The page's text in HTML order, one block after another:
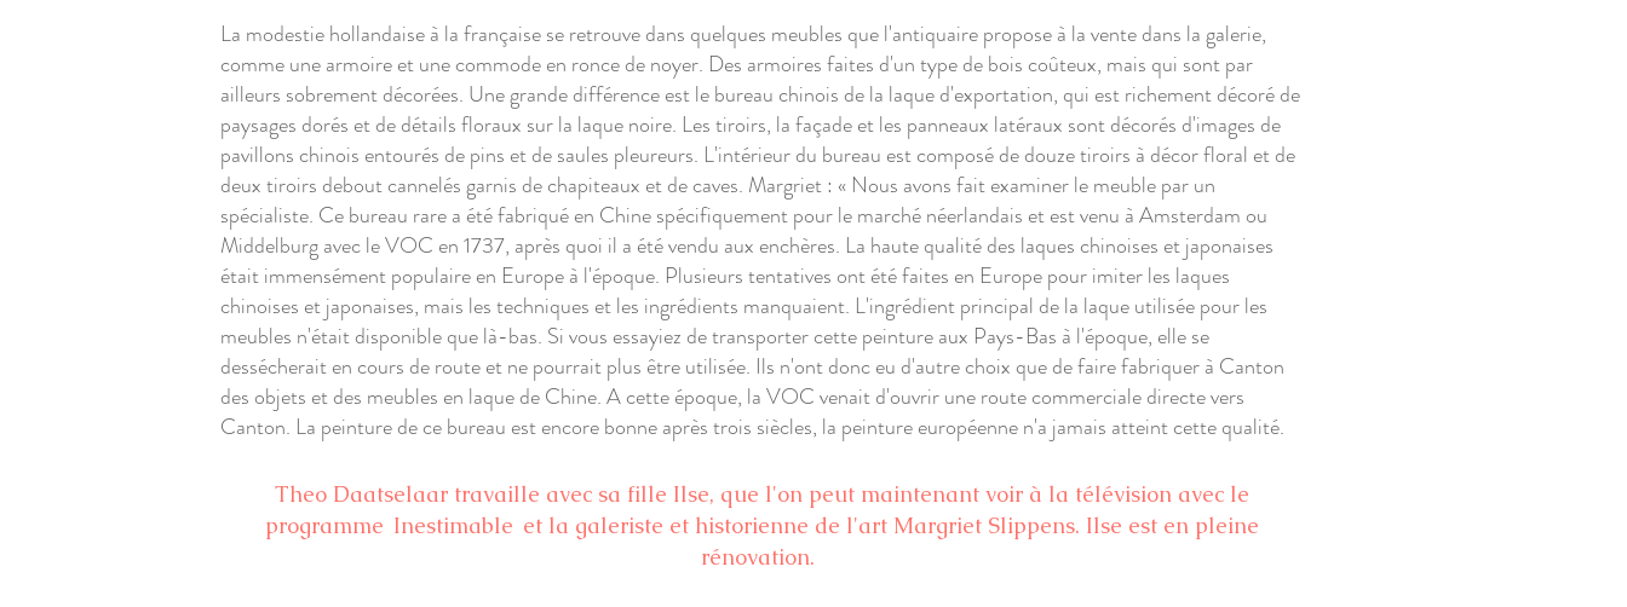
La modestie hollandaise à la française se retrouve dans quelques meubles que l'antiquaire propose à la vente dans la galerie,
comme une armoire et une commode en ronce de noyer. Des armoires faites d'un type de bois coûteux, mais qui sont par
ailleurs sobrement décorées. Une grande différence est le bureau chinois de la laque d'exportation, qui est richement décoré de
paysages dorés et de détails floraux sur la laque noire. Les tiroirs, la façade et les panneaux latéraux sont décorés d'images de
pavillons chinois entourés de pins et de saules pleureurs. L'intérieur du bureau est composé de douze tiroirs à décor floral et de
deux tiroirs debout cannelés garnis de chapiteaux et de caves. Margriet : « Nous avons fait examiner le meuble par un
spécialiste. Ce bureau rare a été fabriqué en Chine spécifiquement pour le marché néerlandais et est venu à Amsterdam ou
Middelburg avec le VOC en 1737, après quoi il a été vendu aux enchères. La haute qualité des laques chinoises et japonaises
était immensément populaire en Europe à l'époque. Plusieurs tentatives ont été faites en Europe pour imiter les laques
chinoises et japonaises, mais les techniques et les ingrédients manquaient. L'ingrédient principal de la laque utilisée pour les
meubles n'était disponible que là-bas. Si vous essayiez de transporter cette peinture aux Pays-Bas à l'époque, elle se
dessécherait en cours de route et ne pourrait plus être utilisée. Ils n'ont donc eu d'autre choix que de faire fabriquer à Canton
des objets et des meubles en laque de Chine. A cette époque, la VOC venait d'ouvrir une route commerciale directe vers
Canton. La peinture de ce bureau est encore bonne après trois siècles, la peinture européenne n'a jamais atteint cette qualité.
Theo Daatselaar travaille avec sa fille Ilse, que l'on peut maintenant voir à la télévision avec le
programme Inestimable et la galeriste et historienne de l'art Margriet Slippens. Ilse est en pleine
rénovation.